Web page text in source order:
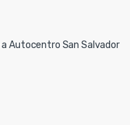
a Autocentro San Salvador